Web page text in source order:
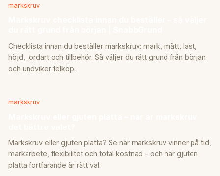
markskruv
Checklista innan du beställer markskruv: mark, mått, last,
höjd, jordart och tillbehör. Så väljer du rätt grund från början
och undviker felköp.
markskruv
Markskruv eller gjuten platta? Se när markskruv vinner på tid,
markarbete, flexibilitet och total kostnad – och när gjuten
platta fortfarande är rätt val.